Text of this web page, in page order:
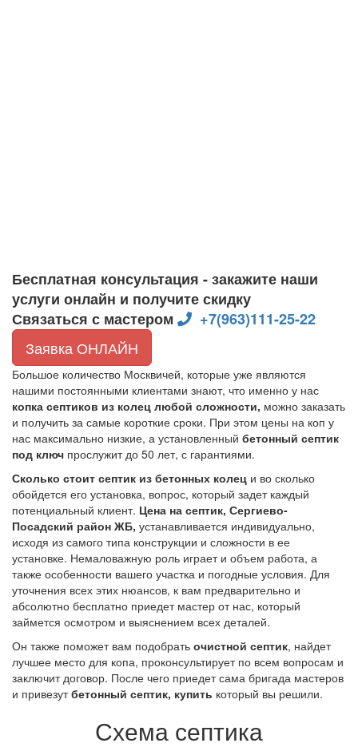
Бесплатная консультация - закажите наши
услуги онлайн и получите скидку
Связаться с мастером
+7(963)111-25-22
Заявка ОНЛАЙН
Большое количество Москвичей, которые уже являются
нашими постоянными клиентами знают, что именно у нас
копка септиков из колец любой сложности, можно заказать
и получить за самые короткие сроки. При этом цены на коп у
нас максимально низкие, а установленный бетонный септик
под ключ прослужит до 50 лет, с гарантиями.
Сколько стоит септик из бетонных колец и во сколько
обойдется его установка, вопрос, который задет каждый
потенциальный клиент. Цена на септик, Сергиево-
Посадский район ЖБ, устанавливается индивидуально,
исходя из самого типа конструкции и сложности в ее
установке. Немаловажную роль играет и объем работа, а
также особенности вашего участка и погодные условия. Для
уточнения всех этих нюансов, к вам предварительно и
абсолютно бесплатно приедет мастер от нас, который
займется осмотром и выяснением всех деталей.
Он также поможет вам подобрать очистной септик, найдет
лучшее место для копа, проконсультирует по всем вопросам и
заключит договор. После чего приедет сама бригада мастеров
и привезутбетонный септик, купить который вы решили.
Схема септика